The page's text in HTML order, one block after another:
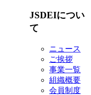
JSDEIについ
て
ニュース
ご挨拶
事業一覧
組織概要
会員制度